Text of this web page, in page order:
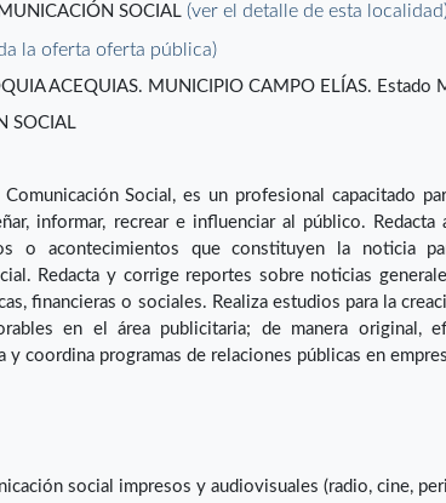
SOCIAL(ver el detalle de esta
la oferta oferta pública)
ACEQUIAS. MUNICIPIO CAMPO ELÍAS. Estado
SOCIAL
Social, es un profesional capacitado
informar, recrear e influenciar al público.
o acontecimientos que constituyen la noticia
Redacta y corrige reportes sobre noticias
financieras o sociales. Realiza estudios para la
en el área publicitaria; de manera original,
y coordina programas de relaciones públicas en
social impresos y audiovisuales (radio, cine,